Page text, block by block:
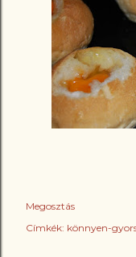
Megosztás
Címkék: könnyen-